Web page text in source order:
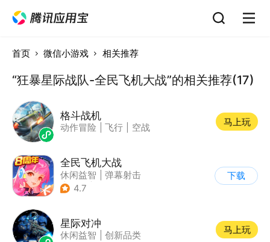
首页 微信小游戏 相关推荐
“狂暴星际战队-全民飞机大战”的相关推荐(17)
格斗战机
动作冒险 飞行 空战
马上玩
全民飞机大战
休闲益智
弹幕射击
| 飞机
4.7
下载
星际对冲
休闲益智 创新品类
马上玩